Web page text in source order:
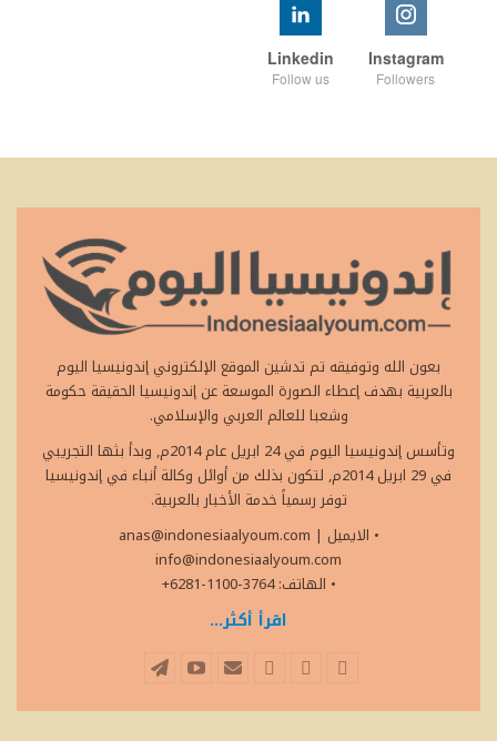
Instagram
Followers
Linkedin
Follow us
بعون الله وتوفيقه تم تدشين الموقع الإلكتروني إندونيسيا اليوم
بالعربية بهدف إعطاء الصورة الموسعة عن إندونيسيا الحقيقة حكومة
وشعبا للعالم العربي والإسلامي.
وتأسس إندونيسيا اليوم في 24 ابريل عام 2014م, وبدأ بثها التجريبي
في 29 ابريل 2014م, لتكون بذلك من أوائل وكالة أنباء في إندونيسيا
توفر رسمياً خدمة الأخبار بالعربية.
• الايميل
anas@indonesiaalyoum.com |
info@indonesiaalyoum.com
• الهاتف: 3764-1100-6281+
اقرأ أكثر...